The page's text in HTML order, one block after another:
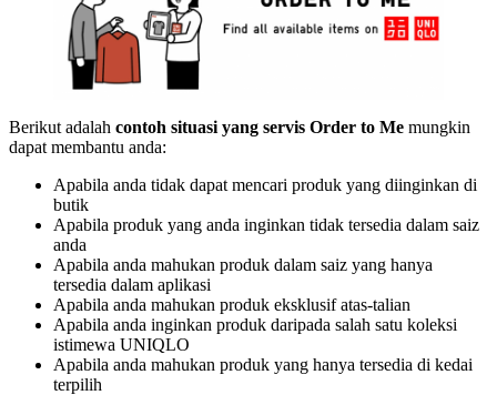
Berikut adalah contoh situasi yang servis Order to Me mungkin
dapat membantu anda:
Apabila anda tidak dapat mencari produk yang diinginkan di
butik
Apabila produk yang anda inginkan tidak tersedia dalam saiz
anda
Apabila anda mahukan produk dalam saiz yang hanya
tersedia dalam aplikasi
Apabila anda mahukan produk eksklusif atas-talian
Apabila anda inginkan produk daripada salah satu koleksi
istimewa UNIQLO
Apabila anda mahukan produk yang hanya tersedia di kedai
terpilih